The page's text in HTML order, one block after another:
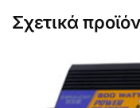
Σχετικά